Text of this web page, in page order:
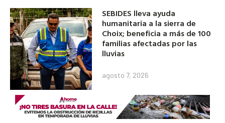
SEBIDES lleva ayuda
humanitaria a la sierra de
Choix; beneficia a más de 100
familias afectadas por las
lluvias
agosto 7, 2026